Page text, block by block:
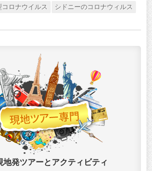
ロナウイルス
シドニーのコロナウィルス
地発ツアーとアクティビティ